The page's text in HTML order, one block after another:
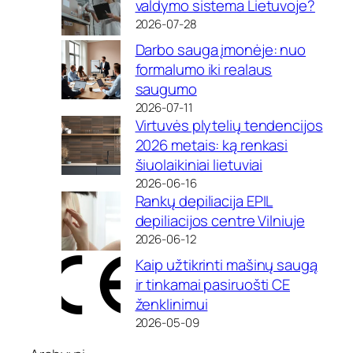
valdymo sistema Lietuvoje?
2026-07-28
Darbo sauga įmonėje: nuo
formalumo iki realaus
saugumo
2026-07-11
Virtuvės plytelių tendencijos
2026 metais: ką renkasi
šiuolaikiniai lietuviai
2026-06-16
Rankų depiliacija EPIL
depiliacijos centre Vilniuje
2026-06-12
Kaip užtikrinti mašinų saugą
ir tinkamai pasiruošti CE
ženklinimui
2026-05-09